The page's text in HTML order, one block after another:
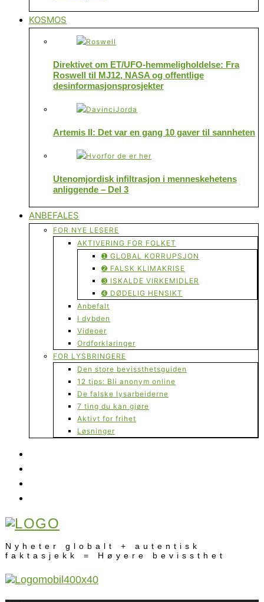
KOSMOS
Direktivet om ET/UFO-hemmeligholdelse: Fra
Roswell til MJ12, NASA og offentlige
desinformasjonsprosjekter
Artemis II: Det var en gang 10 gaver til sannheten
Utenomjordisk infiltrasjon i menneskehetens
anliggende – Del 3
ANBEFALES
FOR NYE LESERE
AKTIVERING FOR FOLKET
➊ GLOBAL KORRUPSJON
➋ FALSK KLIMAKRISE
➌ ISKALDE VIRKEMIDLER
➍ DØDELIG HENSIKT
Anbefalt
I dybden
Videoer
Ordforklaringer
FOR LYSBRINGERE
Den store bevissthetsguiden
12 tips: Bli anonym online
De falske lysarbeiderne
7 ting du kan gjøre
Aktivt for frihet
Løsninger
Nyheter globalt + autentisk
faktasjekk = Høyere bevissthet